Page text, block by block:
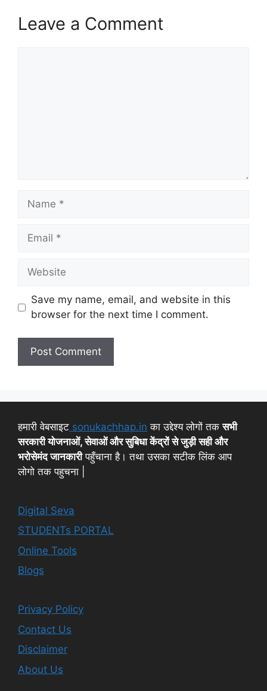
Leave a Comment
Save my name, email, and website in this
browser for the next time I comment.
हमारी वेबसाइट sonukachhap.in का उद्देश्य लोगों तकसभी
सरकारी योजनाओं, सेवाओं और सुबिधा केंद्रों से जुड़ी सही और
भरोसेमंद जानकारीपहुँचाना है। तथा उसका सटीक लिंक आप
लोगो तक पहुचना |
Digital Seva
STUDENTs PORTAL
Online Tools
Blogs
Privacy Policy
Contact Us
Disclaimer
About Us